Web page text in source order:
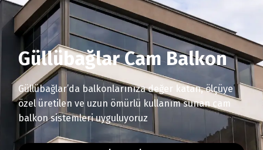
Güllübağlar Cam Balkon
Güllübağlar’da balkonlarınıza değer katan, ölçüye
özel üretilen ve uzun ömürlü kullanım sunan cam
balkon sistemleri uyguluyoruz